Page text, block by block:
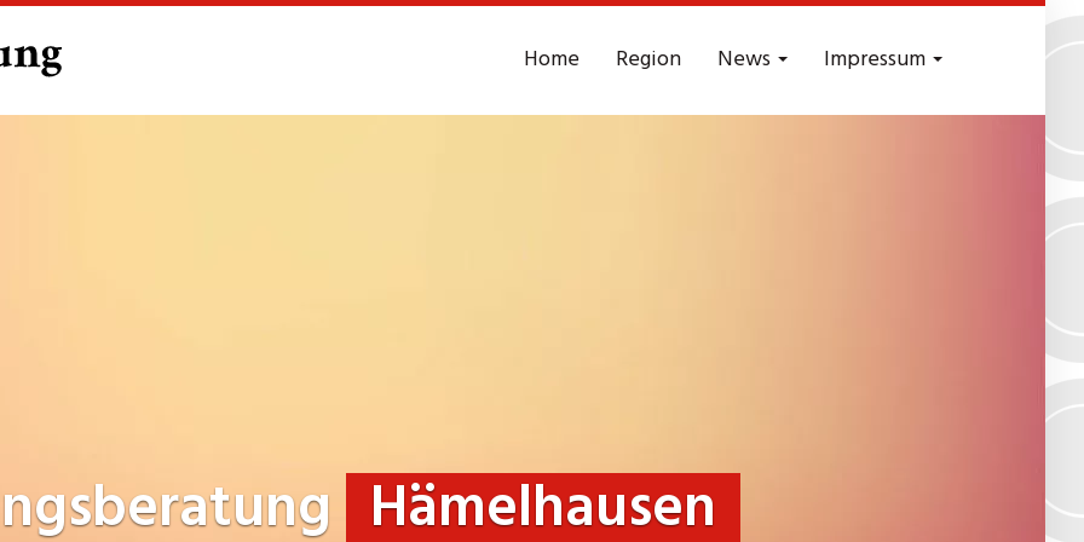
Home Region News Impressum
Hämelhausen